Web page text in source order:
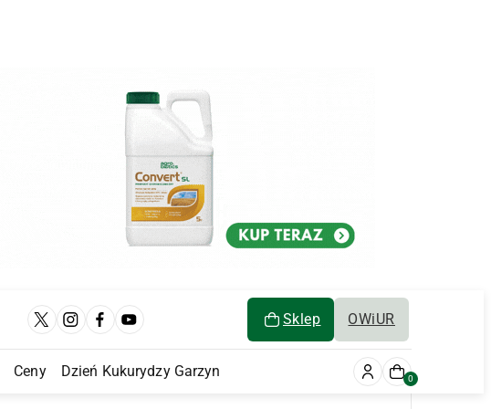
Sklep OWiUR
Ceny Dzień Kukurydzy Garzyn 0